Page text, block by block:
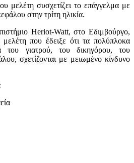
μελέτη συσχετίζει το επάγγελμα με
στην τρίτη ηλικία.
Heriot-Watt, στο Εδιμβούργο,
μελέτη που έδειξε ότι τα πολύπλοκα
του γιατρού, του δικηγόρου, του
σχετίζονται με μειωμένο κίνδυνο